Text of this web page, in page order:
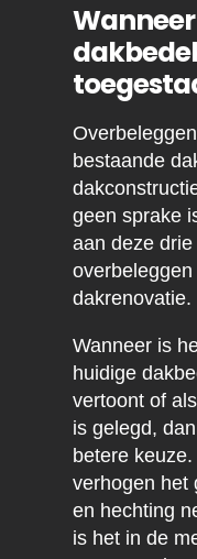
bestaande
geen sprake
aan deze
dakrenovatie.
Wanneer is
huidige
vertoont of
is gelegd,
betere
verhogen het
en hechting
is het in de